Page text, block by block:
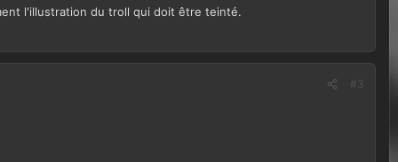
l'illustration du troll qui doit être teinté.
#3